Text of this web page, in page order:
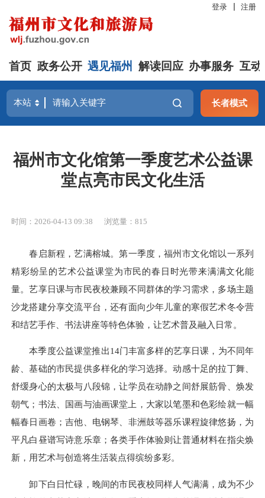
登录 注册
首页 政务公开 遇见福州 解读回应 办事服务 互动
长者模式
福州市文化馆第一季度艺术公益课
堂点亮市民文化生活
时间：2026-04-13 09:38 浏览量：815
春启新程，艺满榕城。第一季度，福州市文化馆以一系列
精彩纷呈的艺术公益课堂为市民的春日时光带来满满文化能
量。艺享日课与市民夜校兼顾不同群体的学习需求，多场主题
沙龙搭建分享交流平台，还有面向少年儿童的寒假艺术冬令营
和结艺手作、书法讲座等特色体验，让艺术普及融入日常。
本季度公益课堂推出14门丰富多样的艺享日课，为不同年
龄、基础的市民提供多样化的学习选择。动感十足的拉丁舞、
舒缓身心的太极与八段锦，让学员在动静之间舒展筋骨、焕发
朝气；书法、国画与油画课堂上，大家以笔墨和色彩绘就一幅
幅春日画卷；吉他、电钢琴、非洲鼓等器乐课程旋律悠扬，为
平凡白昼谱写诗意乐章；各类手作体验则让普通材料在指尖焕
新，用艺术与创造将生活装点得缤纷多彩。
卸下白日忙碌，晚间的市民夜校同样人气满满，成为不少